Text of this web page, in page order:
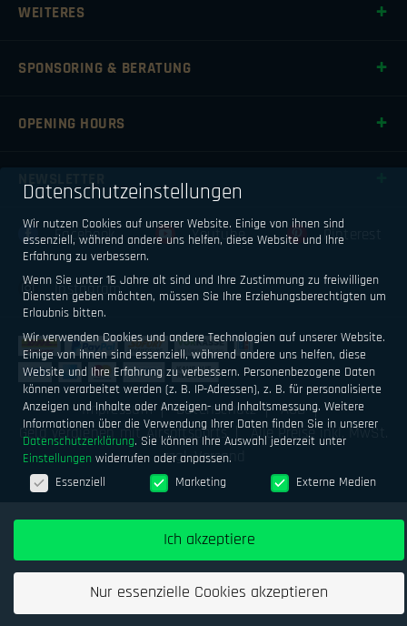
WEITERES
SPONSORING & BERATUNG
OPENING HOURS
NEWSLETTER
Facebook Youtube Pinterest
Instagram
Impressum Datenschutz
AGB
Geld verdienen mit Airsoftsports
Alle Preise inkl. MwSt.
zzgl. Versand
Datenschutzeinstellungen
Wir nutzen Cookies auf unserer Website. Einige von ihnen sind
essenziell, während andere uns helfen, diese Website und Ihre
Erfahrung zu verbessern.
Wenn Sie unter 16 Jahre alt sind und Ihre Zustimmung zu freiwilligen
Diensten geben möchten, müssen Sie Ihre Erziehungsberechtigten um
Erlaubnis bitten.
Wir verwenden Cookies und andere Technologien auf unserer Website.
Einige von ihnen sind essenziell, während andere uns helfen, diese
Website und Ihre Erfahrung zu verbessern. Personenbezogene Daten
können verarbeitet werden (z. B. IP-Adressen), z. B. für personalisierte
Anzeigen und Inhalte oder Anzeigen- und Inhaltsmessung. Weitere
Informationen über die Verwendung Ihrer Daten finden Sie in unserer
Datenschutzerklärung. Sie können Ihre Auswahl jederzeit unter
Einstellungen widerrufen oder anpassen.
Datenschutzeinstellungen
Essenziell Marketing Externe Medien
Ich akzeptiere
Nur essenzielle Cookies akzeptieren